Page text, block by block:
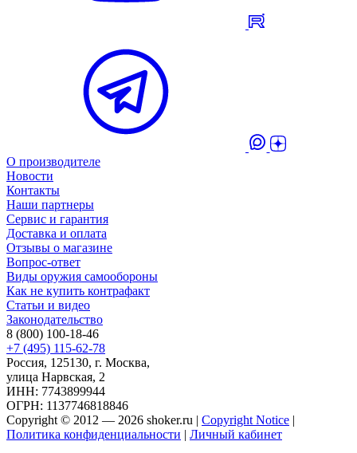
О производителе
Новости
Контакты
Наши партнеры
Сервис и гарантия
Доставка и оплата
Отзывы о магазине
Вопрос-ответ
Виды оружия самообороны
Как не купить контрафакт
Статьи и видео
Законодательство
8 (800) 100-18-46
+7 (495) 115-62-78
Россия, 125130, г. Москва,
улица Нарвская, 2
ИНН: 7743899944
ОГРН: 1137746818846
Copyright © 2012 — 2026 shoker.ru | Copyright Notice |
Политика конфиденциальности | Личный кабинет